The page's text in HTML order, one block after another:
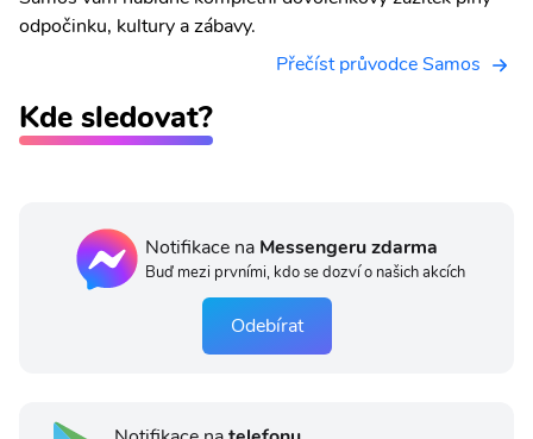
odpočinku, kultury a zábavy.
Přečíst průvodce Samos
Kde sledovat?
Notifikace na Messengeru zdarma
Buď mezi prvními, kdo se dozví o našich akcích
Odebírat